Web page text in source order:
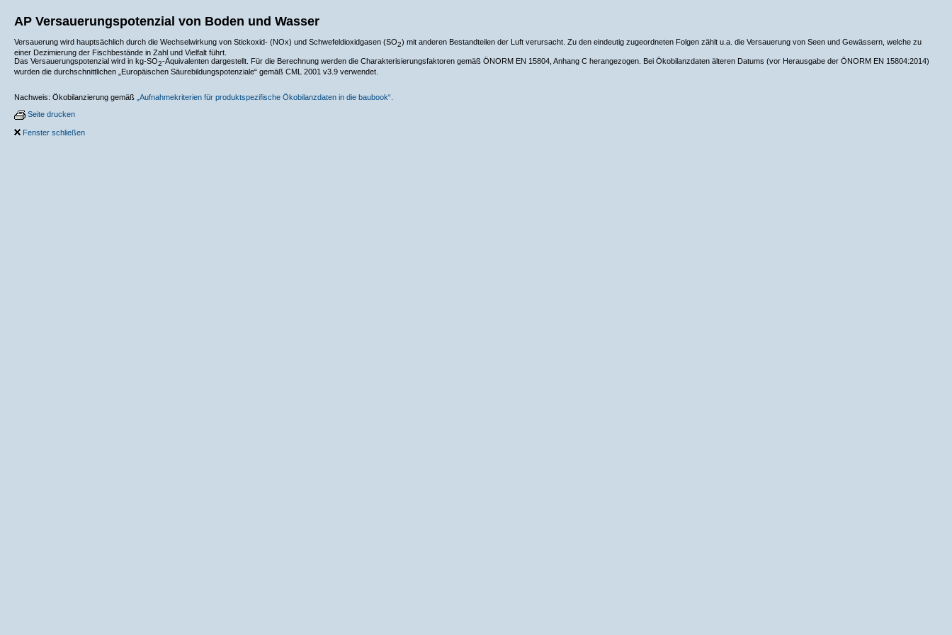
AP Versauerungspotenzial von Boden und Wasser
Versauerung wird hauptsächlich durch die Wechselwirkung von Stickoxid- (NOx) und Schwefeldioxidgasen (SO2) mit anderen Bestandteilen der Luft verursacht. Zu den eindeutig zugeordneten Folgen zählt u.a. die Versauerung von Seen und Gewässern, welche zu
einer Dezimierung der Fischbestände in Zahl und Vielfalt führt.
Das Versauerungspotenzial wird in kg-SO2-Äquivalenten dargestellt. Für die Berechnung werden die Charakterisierungsfaktoren gemäß ÖNORM EN 15804, Anhang C herangezogen. Bei Ökobilanzdaten älteren Datums (vor Herausgabe der ÖNORM EN 15804:2014)
wurden die durchschnittlichen „Europäischen Säurebildungspotenziale“ gemäß CML 2001 v3.9 verwendet.
Nachweis: Ökobilanzierung gemäß „Aufnahmekriterien für produktspezifische Ökobilanzdaten in die baubook“.
Seite drucken
Fenster schließen